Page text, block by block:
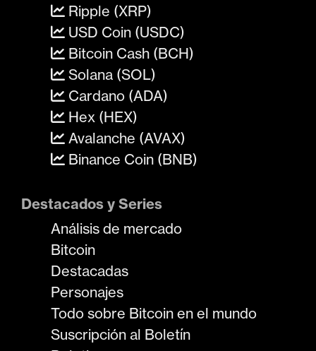
Ripple (XRP)
USD Coin (USDC)
Bitcoin Cash (BCH)
Solana (SOL)
Cardano (ADA)
Hex (HEX)
Avalanche (AVAX)
Binance Coin (BNB)
Destacados y Series
Análisis de mercado
Bitcoin
Destacadas
Personajes
Todo sobre Bitcoin en el mundo
Suscripción al Boletín